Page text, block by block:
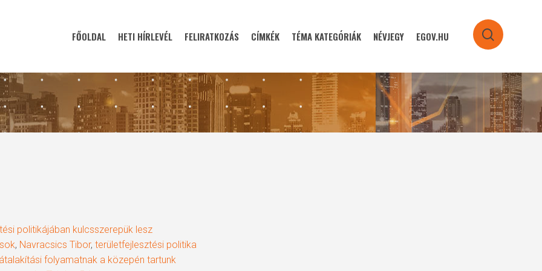
FŐOLDAL HETI HÍRLEVÉL FELIRATKOZÁS CÍMKÉK TÉMA KATEGÓRIÁK NÉVJEGY EGOV.HU search
politikájában kulcsszerepük lesz
, Navracsics Tibor, területfejlesztési politika
folyamatnak a közepén tartunk